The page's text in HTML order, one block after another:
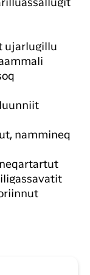
få en
om
ujarlugillu
nammineq